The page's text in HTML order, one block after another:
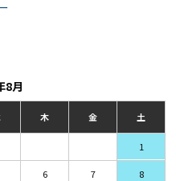
8月
木 金 土
1
6 7 8